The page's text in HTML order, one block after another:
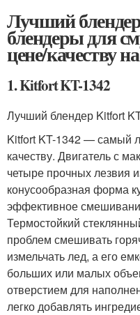
Лучший
блендеры для
цене/качеству
1. Kitfort KT-1342
Лучший блендер Kitfort
Kitfort KT-1342 — самый
качеству. Двигатель с
четыре прочных лезвия
конусообразная форма
эффективное
Термостойкий
проблем смешивать
измельчать лед, а его
больших или малых
отверстием для
легко добавлять